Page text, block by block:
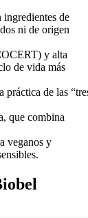
ingredientes de
ni de origen
y alta
de vida más
práctica de las
que combina
veganos y